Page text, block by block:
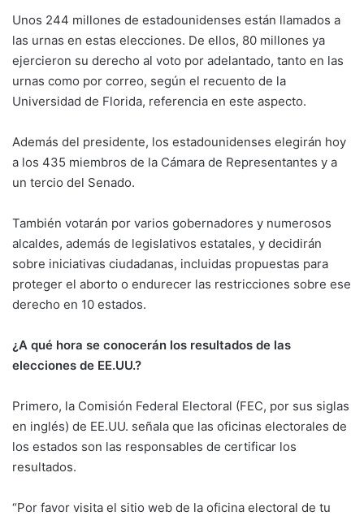
Unos 244 millones de estadounidenses están llamados a
las urnas en estas elecciones. De ellos, 80 millones ya
ejercieron su derecho al voto por adelantado, tanto en las
urnas como por correo, según el recuento de la
Universidad de Florida, referencia en este aspecto.
Además del presidente, los estadounidenses elegirán hoy
a los 435 miembros de la Cámara de Representantes y a
un tercio del Senado.
También votarán por varios gobernadores y numerosos
alcaldes, además de legislativos estatales, y decidirán
sobre iniciativas ciudadanas, incluidas propuestas para
proteger el aborto o endurecer las restricciones sobre ese
derecho en 10 estados.
¿A qué hora se conocerán los resultados de las
elecciones de EE.UU.?
Primero, la Comisión Federal Electoral (FEC, por sus siglas
en inglés) de EE.UU. señala que las oficinas electorales de
los estados son las responsables de certificar los
resultados.
“Por favor visita el sitio web de la oficina electoral de tu